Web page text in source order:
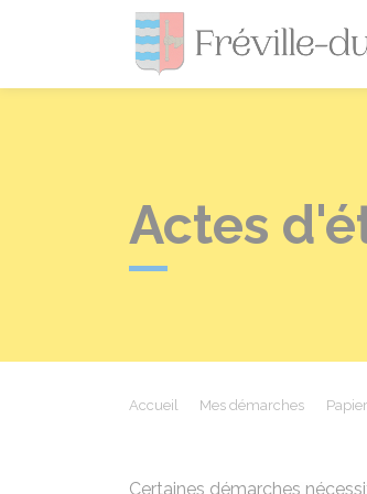
Actes
Accueil Mes démarches
Certaines démarches